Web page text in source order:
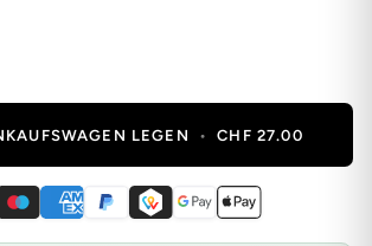
LEGEN • CHF 27.00